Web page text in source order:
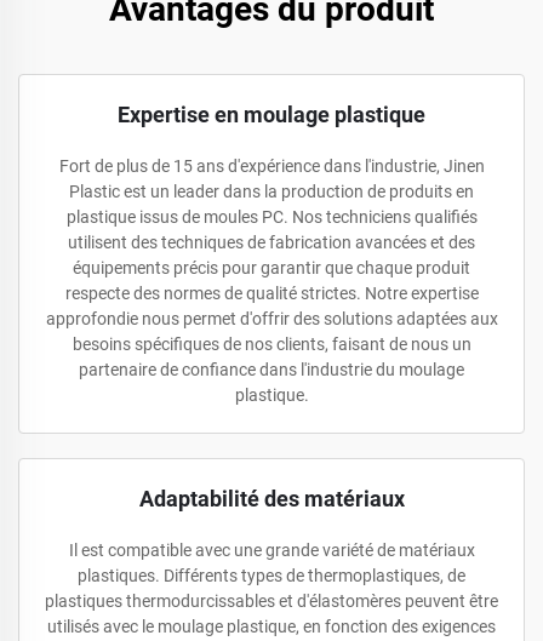
Avantages du produit
Expertise en moulage plastique
Fort de plus de 15 ans d'expérience dans l'industrie, Jinen
Plastic est un leader dans la production de produits en
plastique issus de moules PC. Nos techniciens qualifiés
utilisent des techniques de fabrication avancées et des
équipements précis pour garantir que chaque produit
respecte des normes de qualité strictes. Notre expertise
approfondie nous permet d'offrir des solutions adaptées aux
besoins spécifiques de nos clients, faisant de nous un
partenaire de confiance dans l'industrie du moulage
plastique.
Adaptabilité des matériaux
Il est compatible avec une grande variété de matériaux
plastiques. Différents types de thermoplastiques, de
plastiques thermodurcissables et d'élastomères peuvent être
utilisés avec le moulage plastique, en fonction des exigences